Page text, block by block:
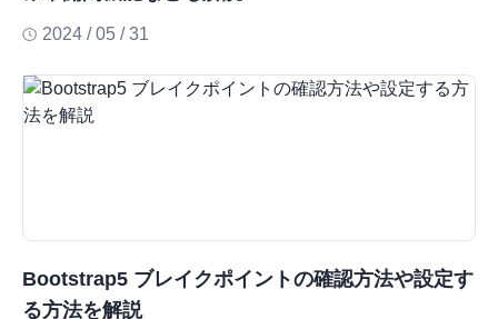
2024 / 05 / 31
Bootstrap5 ブレイクポイントの確認方法や設定す
る方法を解説